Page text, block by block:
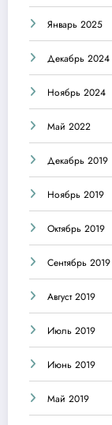
Январь 2025
Декабрь 2024
Ноябрь 2024
Май 2022
Декабрь 2019
Ноябрь 2019
Октябрь 2019
Сентябрь 2019
Август 2019
Июль 2019
Июнь 2019
Май 2019